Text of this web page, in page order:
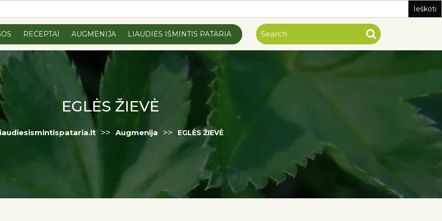
RECEPTAI AUGMENIJA LIAUDIES IŠMINTIS PATARIA
EGLĖS ŽIEVĖ
>> Augmenija >> EGLĖS ŽIEVĖ